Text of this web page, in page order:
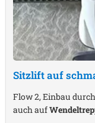
Sitzlift auf
Flow 2, Einbau
auch auf